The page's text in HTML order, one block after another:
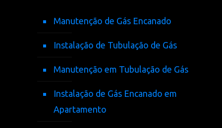
Manutenção de Gás Encanado
Instalação de Tubulação de Gás
Manutenção em Tubulação de Gás
Instalação de Gás Encanado em
Apartamento